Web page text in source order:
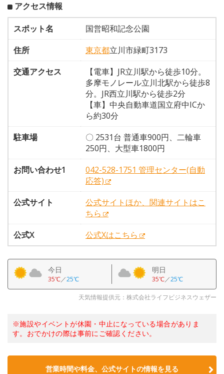
アクセス情報
スポット名
国営昭和記念公園
住所
東京都立川市緑町3173
交通アクセス
【電車】JR立川駅から徒歩10分。
多摩モノレール立川北駅から徒歩8
分。JR西立川駅から徒歩2分
【車】中央自動車道国立府中ICか
ら約30分
駐車場
〇 2531台 普通車900円、二輪車
250円、大型車1800円
お問い合わせ1
042-528-1751 管理センター(自動
応答)
公式サイト
公式サイトほか、関連サイトはこ
ちら
公式X
公式Xはこちら
今日
35℃／25℃
明日
35℃／25℃
天気情報提供元：株式会社ライフビジネスウェザー
※施設やイベントが休園・中止になっている場合がありま
す。おでかけの際は事前にご確認ください。
営業時間や料金、公式サイトの情報を見る